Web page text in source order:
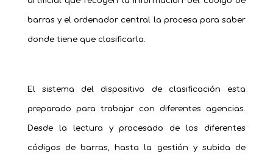
barras y el ordenador central la procesa para saber
donde tiene que clasificarla.
El sistema del dispositivo de clasificación esta
preparado para trabajar con diferentes agencias.
Desde la lectura y procesado de los diferentes
códigos de barras, hasta la gestión y subida de